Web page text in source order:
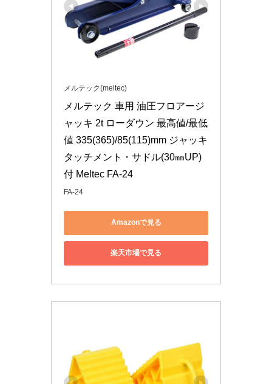
メルテック(meltec)
メルテック 車用 油圧フロアージ
ャッキ 2t ローダウン 最高値/最低
値 335(365)/85(115)mm ジャッキ
タッチメント・サドル(30㎜UP)
付 Meltec FA-24
FA-24
Amazonで見る
楽天市場で見る